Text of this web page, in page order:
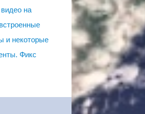
на
и некоторые
Фикс